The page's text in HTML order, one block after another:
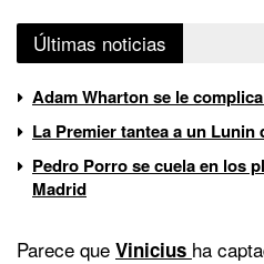
Últimas noticias
Adam Wharton se le
La Premier tantea a un Lunin
Pedro Porro se cuela en los
Madrid
Parece que Vinicius ha